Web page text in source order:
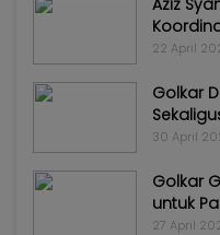
22 April
Golkar
30 April
Golkar
untuk
27 April